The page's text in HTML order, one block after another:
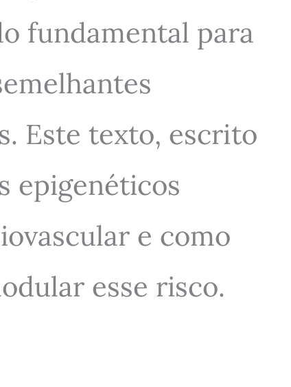
fundamental para
Este texto, escrito
epigenéticos
e como
esse risco.